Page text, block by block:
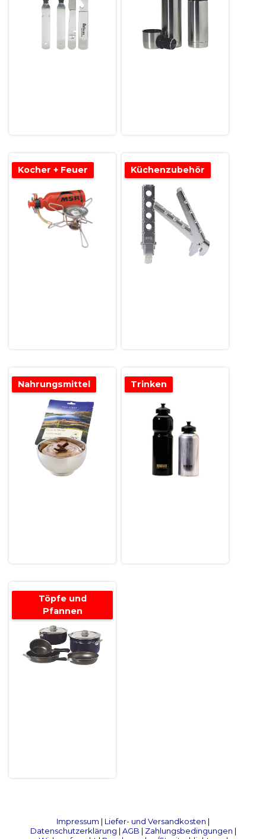
Kocher + Feuer Küchenzubehör
Nahrungsmittel Trinken
Töpfe und
Pfannen
Impressum | Liefer- und Versandkosten |
Datenschutzerklärung | AGB | Zahlungsbedingungen |